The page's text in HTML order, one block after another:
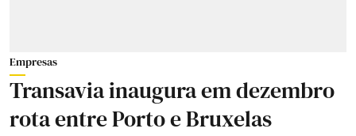
Empresas
Transavia inaugura em dezembro
rota entre Porto e Bruxelas